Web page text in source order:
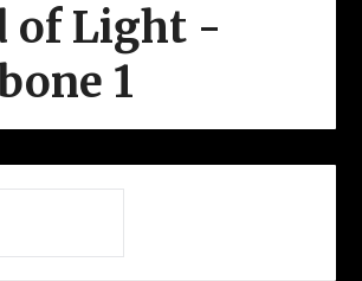
of Light -
1